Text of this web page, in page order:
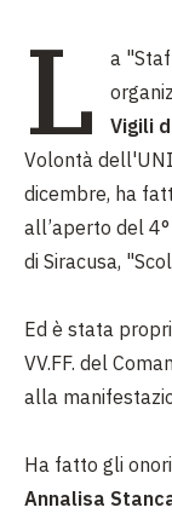
L
a
Vigili
Volontà
dicembre, ha
all’aperto del
di Siracusa,
Ed è stata
VV.FF. del
alla
Ha fatto gli
Annalisa